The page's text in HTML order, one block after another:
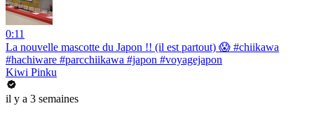
0:11
La nouvelle mascotte du Japon !! (il est partout) 😱 #chiikawa
#hachiware #parcchiikawa #japon #voyagejapon
Kiwi Pinku
il y a 3 semaines